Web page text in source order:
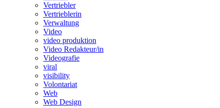
Vertriebler
Vertrieblerin
Verwaltung
Video
video produktion
Video Redakteur/in
Videografie
viral
visibility
Volontariat
Web
Web Design